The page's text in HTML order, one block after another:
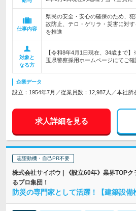
仕事内容
県民の安全・安心の確保のため、
故防止、テロ・ゲリラ・災害に対
を推進
対象と
なる方
【令和8年4月1日現在、34歳まで
玉県警察採用ホームページにてご確
企業データ
設立：1954年7月／従業員数：12,987人／本社所
求人詳細を見る
志望動機・自己PR不要
株式会社サイボウ | 《設立60年》業界TOP
るプロ集団！
防災の専門家として活躍！【建築設